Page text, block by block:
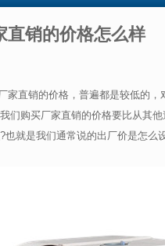
直销的价格怎么样
家直销的价格，普遍都是较低的，
们购买厂家直销的价格要比从其
就是我们通常说的出厂价是怎么